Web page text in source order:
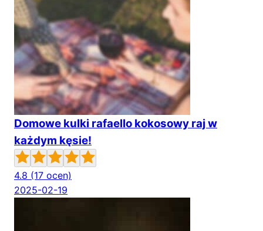
Domowe kulki rafaello kokosowy raj w
każdym kęsie!
4.8 (17 ocen)
2025-02-19